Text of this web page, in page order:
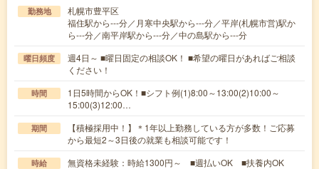
勤務地
札幌市豊平区
福住駅から---分／月寒中央駅から---分／平岸(札幌市営)駅か
ら---分／南平岸駅から---分／中の島駅から---分
曜日頻度
週4日～ ■曜日固定の相談OK！ ■希望の曜日があればご相談
ください！
時間
1日5時間からOK！■シフト例(1)8:00～13:00(2)10:00～
15:00(3)12:00…
期間
【積極採用中！】＊1年以上勤務している方が多数！ご応募
から最短2～3日後の就業も相談可能です！
時給 無資格未経験：時給1300円～ ■週払いOK ■扶養内OK